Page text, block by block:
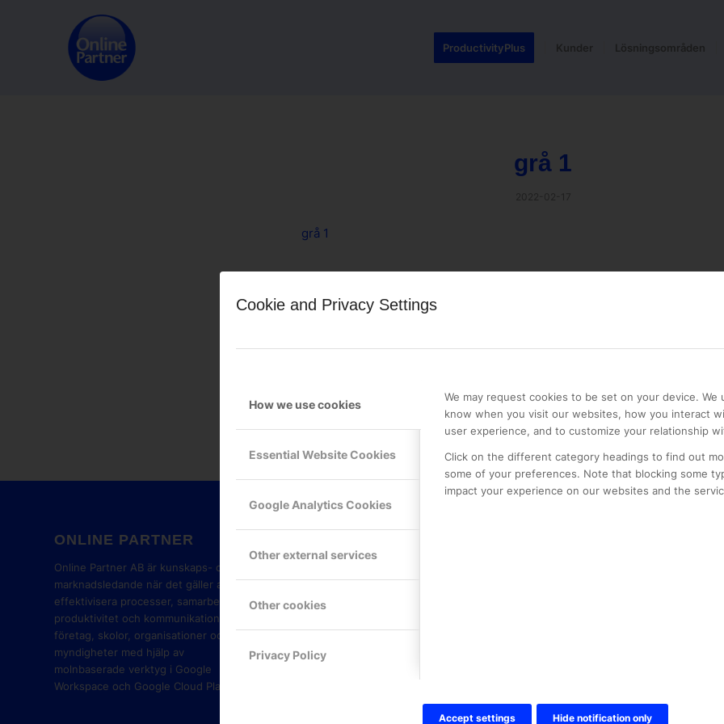
Cookie and Privacy Settings
How we use cookies
Essential Website Cookies
Google Analytics Cookies
Other external services
Other cookies
Privacy Policy
We may request cookies to be set on your device. We
know when you visit our websites, how you interact
user experience, and to customize your relationship
Click on the different category headings to find out
some of your preferences. Note that blocking some
impact your experience on our websites and the
Accept settings Hide notification only
ProductivityPlus Kunder Lösningsområden
grå 1
grå 1
ONLINE PARTNER
Online Partner AB är kunskaps- och
marknadsledande när det gäller att
effektivisera processer, samarbete,
produktivitet och kommunikation i
företag, skolor, organisationer och
myndigheter med hjälp av
molnbaserade verktyg i Google
Workspace och Google Cloud Platform.
PARTNER